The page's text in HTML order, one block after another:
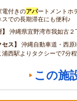
電付きのアパートメントホ
スでの長期滞在にも便利♪
沖縄県宜野湾市我如古
セス
沖縄自動車道・西
浦西駅よりタクシーで7分
この施